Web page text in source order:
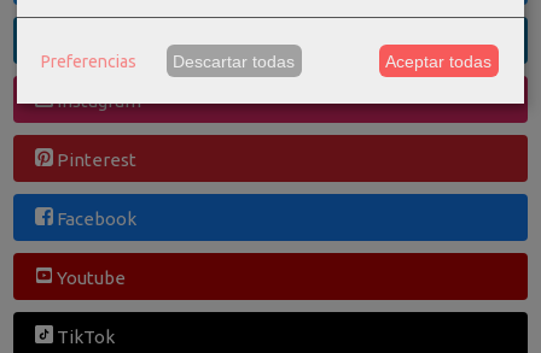
Instagram
Pinterest
Facebook
Youtube
TikTok
Preferencias Descartar todas Aceptar todas